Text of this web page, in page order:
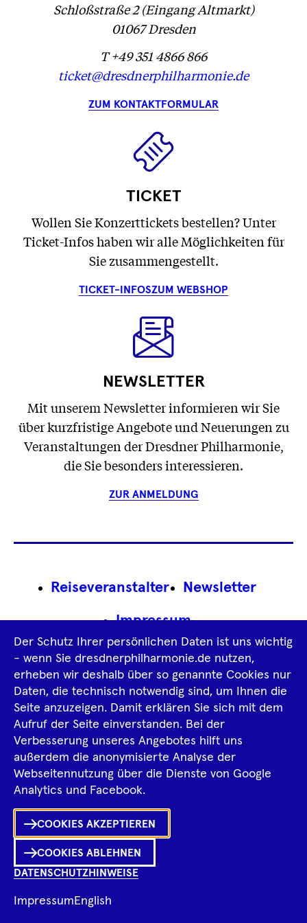
Schloßstraße 2 (Eingang Altmarkt)
01067 Dresden
T +49 351 4866 866
ticket@dresdnerphilharmonie.de
ZUM KONTAKTFORMULAR
TICKET
Wollen Sie Konzerttickets bestellen? Unter
Ticket-Infos haben wir alle Möglichkeiten für
Sie zusammengestellt.
TICKET-INFOSZUM WEBSHOP
NEWSLETTER
Mit unserem Newsletter informieren wir Sie
über kurzfristige Angebote und Neuerungen zu
Veranstaltungen der Dresdner Philharmonie,
die Sie besonders interessieren.
ZUR ANMELDUNG
Footer
Reiseveranstalter Newsletter
Impressum
Datenschutz­information AGB
Intern
TiktokFacebook
Instagram
SpotifyYouTube
© 2026 Dresdner Philharmonie
Der Schutz Ihrer persönlichen Daten ist uns wichtig
- wenn Sie dresdnerphilharmonie.de nutzen,
erheben wir deshalb über so genannte Cookies nur
Daten, die technisch notwendig sind, um Ihnen die
Seite anzuzeigen. Damit erklären Sie sich mit dem
Aufruf der Seite einverstanden. Bei der
Verbesserung unseres Angebotes hilft uns
außerdem die anonymisierte Analyse der
Webseitennutzung über die Dienste von Google
Analytics und Facebook.
COOKIES AKZEPTIEREN
COOKIES ABLEHNEN
DATENSCHUTZHINWEISE
Impressum English